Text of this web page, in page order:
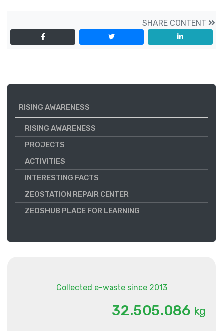
SHARE CONTENT
RISING AWARENESS
RISING AWARENESS
PROJECTS
ACTIVITIES
INTERESTING FACTS
ZEOSTATION REPAIR CENTER
ZEOSHUB PLACE FOR LEARNING
Collected e-waste since 2013
32.505.086 kg